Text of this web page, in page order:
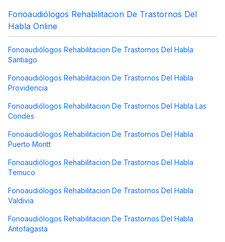
Fonoaudiólogos Rehabilitacion De Trastornos Del
Habla Online
Fonoaudiólogos Rehabilitacion De Trastornos Del Habla
Santiago
Fonoaudiólogos Rehabilitacion De Trastornos Del Habla
Providencia
Fonoaudiólogos Rehabilitacion De Trastornos Del Habla Las
Condes
Fonoaudiólogos Rehabilitacion De Trastornos Del Habla
Puerto Montt
Fonoaudiólogos Rehabilitacion De Trastornos Del Habla
Temuco
Fonoaudiólogos Rehabilitacion De Trastornos Del Habla
Valdivia
Fonoaudiólogos Rehabilitacion De Trastornos Del Habla
Antofagasta